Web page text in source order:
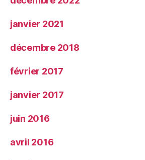
janvier 2021
décembre 2018
février 2017
janvier 2017
juin 2016
avril 2016